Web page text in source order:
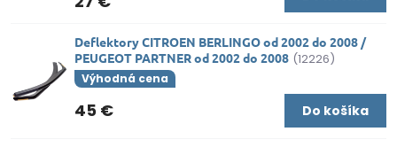
Deflektory CITROEN BERLINGO od 2002 do 2008 /
PEUGEOT PARTNER od 2002 do 2008 (12226)
Výhodná cena
45 € Do košíka